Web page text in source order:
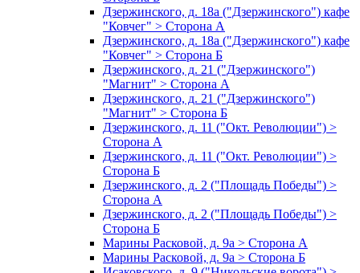
Дзержинского, д. 18а ("Дзержинского") кафе
"Ковчег" > Сторона А
Дзержинского, д. 18а ("Дзержинского") кафе
"Ковчег" > Сторона Б
Дзержинского, д. 21 ("Дзержинского")
"Магнит" > Сторона А
Дзержинского, д. 21 ("Дзержинского")
"Магнит" > Сторона Б
Дзержинского, д. 11 ("Окт. Революции") >
Сторона А
Дзержинского, д. 11 ("Окт. Революции") >
Сторона Б
Дзержинского, д. 2 ("Площадь Победы") >
Сторона А
Дзержинского, д. 2 ("Площадь Победы") >
Сторона Б
Марины Расковой, д. 9а > Сторона А
Марины Расковой, д. 9а > Сторона Б